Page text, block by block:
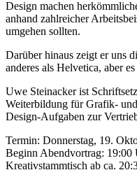
Design machen
anhand zahlreicher
umgehen sollten.
Darüber hinaus zeigt er uns
anderes als Helvetica, aber
Uwe Steinacker ist
Weiterbildung für Grafik-
Design-Aufgaben zur
Termin: Donnerstag, 19.
Beginn Abendvortrag: 19:00
Kreativstammtisch ab ca.